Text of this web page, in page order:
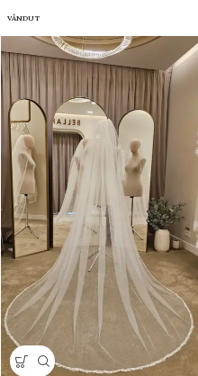
VÂNDUT